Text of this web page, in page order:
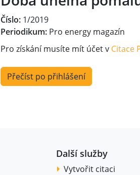
Číslo: 1/2019
Periodikum: Pro energy magazín
Pro získání musíte mít účet v Citace
Přečíst po přihlášení
Další služby
Vytvořit citaci